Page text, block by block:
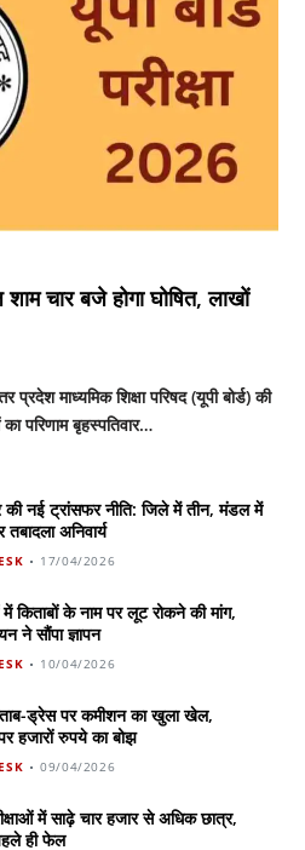
शाम चार बजे होगा घोषित, लाखों
माध्यमिक शिक्षा परिषद (यूपी बोर्ड) की
परिणाम बृहस्पतिवार…
की नई ट्रांसफर नीति: जिले में तीन, मंडल में
अनिवार्य
17/04/2026
किताबों के नाम पर लूट रोकने की मांग,
ने सौंपा ज्ञापन
10/04/2026
ड्रेस पर कमीशन का खुला खेल,
हजारों रुपये का बोझ
09/04/2026
में साढ़े चार हजार से अधिक छात्र,
ही फेल